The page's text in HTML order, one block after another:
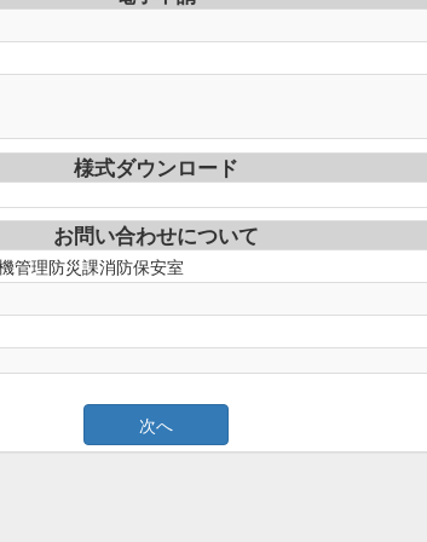
様式ダウンロード
お問い合わせについて
理防災課消防保安室